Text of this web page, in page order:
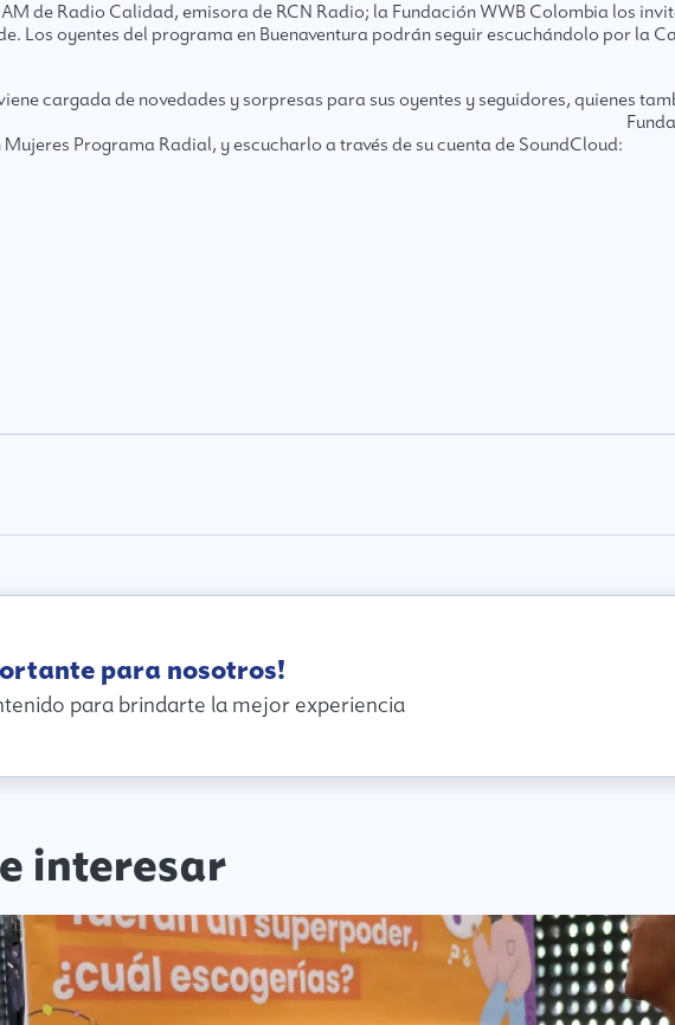
de Radio Calidad, emisora de RCN Radio; la Fundación WWB Colombia los
Los oyentes del programa en Buenaventura podrán seguir escuchándolo por la
cargada de novedades y sorpresas para sus oyentes y seguidores, quienes
Programa Radial, y escucharlo a través de su cuenta de SoundCloud:
para nosotros!
para brindarte la mejor experiencia
interesar